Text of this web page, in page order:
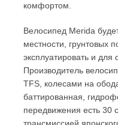
комфортом.
Велосипед Merida
местности, грунтовых
эксплуатировать и
Производитель
TFS, колесами на
баттированная,
передвижения есть 30